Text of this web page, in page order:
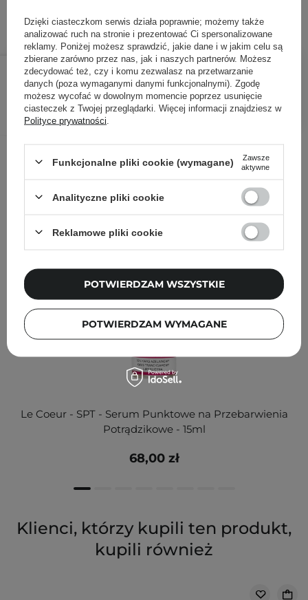
94,10 zł 99,00 zł / szt.
DODAJ DO KOSZYKA
Inni klienci sprawdzali również
Le Coeur - SPT - Serum Punktowe na Przebarwienia
Potrądzikowe - 15ml
68,00 zł
Klienci, którzy kupili ten produkt,
kupili również
Dzięki ciasteczkom serwis działa poprawnie; możemy także
analizować ruch na stronie i prezentować Ci spersonalizowane
reklamy. Poniżej możesz sprawdzić, jakie dane i w jakim celu są
zbierane zarówno przez nas, jak i naszych partnerów. Możesz
zdecydować też, czy i komu zezwalasz na przetwarzanie
danych (poza wymaganymi danymi funkcjonalnymi). Zgodę
możesz wycofać w dowolnym momencie poprzez usunięcie
ciasteczek z Twojej przeglądarki. Więcej informacji znajdziesz w
Polityce prywatności
Funkcjonalne pliki cookie (wymagane)
Zawsze
aktywne
Analityczne pliki cookie
Reklamowe pliki cookie
POTWIERDZAM WYMAGANE
POTWIERDZAM WSZYSTKIE